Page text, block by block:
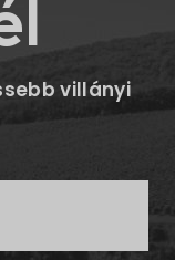
villányi